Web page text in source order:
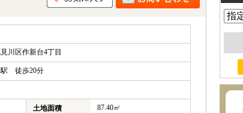
川区作新台4丁目
徒歩20分
土地面積 87.40㎡